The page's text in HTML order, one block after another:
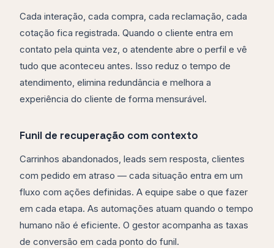
Cada interação, cada compra, cada reclamação, cada
cotação fica registrada. Quando o cliente entra em
contato pela quinta vez, o atendente abre o perfil e vê
tudo que aconteceu antes. Isso reduz o tempo de
atendimento, elimina redundância e melhora a
experiência do cliente de forma mensurável.
Funil de recuperação com contexto
Carrinhos abandonados, leads sem resposta, clientes
com pedido em atraso — cada situação entra em um
fluxo com ações definidas. A equipe sabe o que fazer
em cada etapa. As automações atuam quando o tempo
humano não é eficiente. O gestor acompanha as taxas
de conversão em cada ponto do funil.